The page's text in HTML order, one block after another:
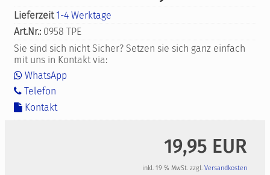
Lieferzeit 1-4 Werktage
Art.Nr.: 0958 TPE
Sie sind sich nicht Sicher? Setzen sie sich ganz einfach
mit uns in Kontakt via:
WhatsApp
Telefon
Kontakt
19,95 EUR
inkl. 19 % MwSt. zzgl. Versandkosten